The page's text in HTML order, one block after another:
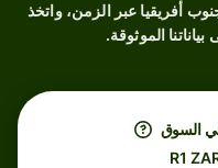
أفريقيا عبر الزمن، واتخذ
الموثوقة.
السوق
R1